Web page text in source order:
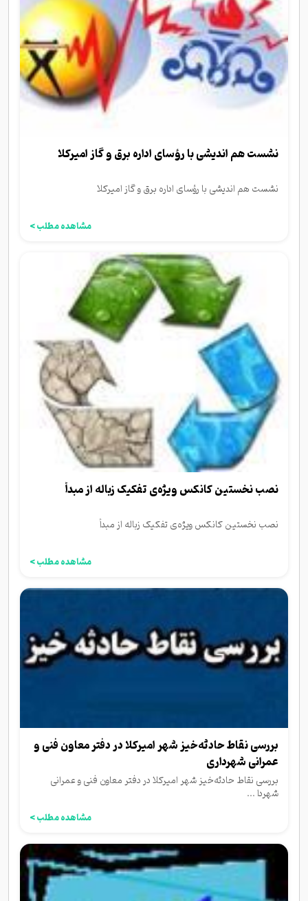
نشست هم اندیشی با رؤسای اداره برق و گاز امیرکلا
نشست هم اندیشی با رؤسای اداره برق و گاز امیرکلا
مشاهده مطلب >
نصب نخستین کانکس ویژه‌ی تفکیک زباله از مبدأ
نصب نخستین کانکس ویژه‌ی تفکیک زباله از مبدأ
مشاهده مطلب >
بررسی نقاط حادثه‌خیز شهر امیرکلا در دفتر معاون فنی و
عمرانی شهرداری
بررسی نقاط حادثه‌خیز شهر امیرکلا در دفتر معاون فنی و عمرانی
شهردا ...
مشاهده مطلب >